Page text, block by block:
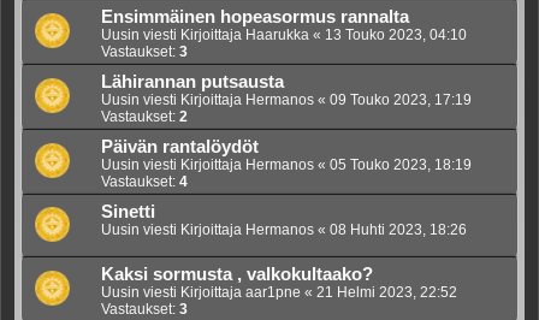
Ensimmäinen hopeasormus rannalta
Uusin viesti Kirjoittaja Haarukka « 13 Touko 2023, 04:10
Vastaukset: 3
Lähirannan putsausta
Uusin viesti Kirjoittaja Hermanos « 09 Touko 2023, 17:19
Vastaukset: 2
Päivän rantalöydöt
Uusin viesti Kirjoittaja Hermanos « 05 Touko 2023, 18:19
Vastaukset: 4
Sinetti
Uusin viesti Kirjoittaja Hermanos « 08 Huhti 2023, 18:26
Kaksi sormusta , valkokultaako?
Uusin viesti Kirjoittaja aar1pne « 21 Helmi 2023, 22:52
Vastaukset: 3